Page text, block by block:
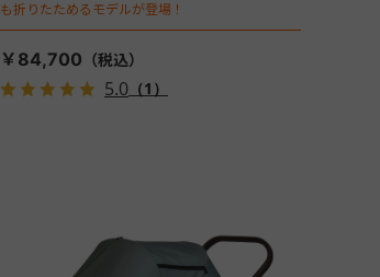
も折りたためるモデルが登場！
￥84,700
5.0（1）